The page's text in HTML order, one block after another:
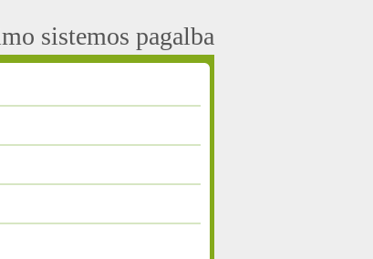
sistemos pagalba